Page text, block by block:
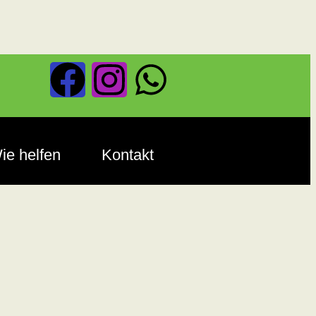
helfen Kontakt